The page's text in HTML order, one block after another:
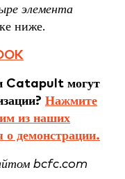
элемента
ниже.
Catapult могут
Нажмите
из наших
о демонстрации.
bcfc.com